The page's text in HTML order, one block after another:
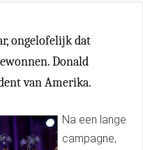
ongelofelijk dat
Donald
van Amerika.
Na een lange
campagne,